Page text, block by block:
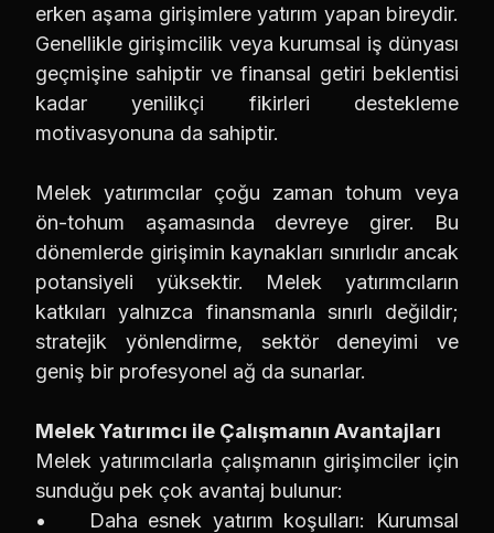
erken aşama girişimlere yatırım yapan bireydir.
Genellikle girişimcilik veya kurumsal iş dünyası
geçmişine sahiptir ve finansal getiri beklentisi
kadar yenilikçi fikirleri destekleme
motivasyonuna da sahiptir.
Melek yatırımcılar çoğu zaman tohum veya
ön-tohum aşamasında devreye girer. Bu
dönemlerde girişimin kaynakları sınırlıdır ancak
potansiyeli yüksektir. Melek yatırımcıların
katkıları yalnızca finansmanla sınırlı değildir;
stratejik yönlendirme, sektör deneyimi ve
geniş bir profesyonel ağ da sunarlar.
Melek Yatırımcı ile Çalışmanın Avantajları
Melek yatırımcılarla çalışmanın girişimciler için
sunduğu pek çok avantaj bulunur:
• Daha esnek yatırım koşulları: Kurumsal